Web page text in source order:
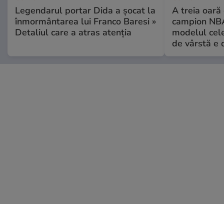
Legendarul portar Dida a șocat la
înmormântarea lui Franco Baresi »
Detaliul care a atras atenția
A treia oară
campion
modelul
de vârstă e